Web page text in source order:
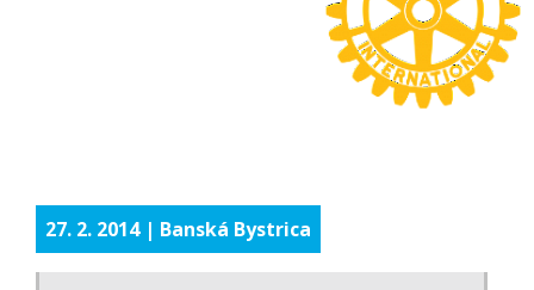
27. 2. 2014 | Banská Bystrica